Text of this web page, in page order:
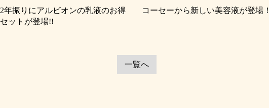
2年振りにアルビオンの乳液のお得
セットが登場!!
コーセーから新しい美容液が登場！
一覧へ